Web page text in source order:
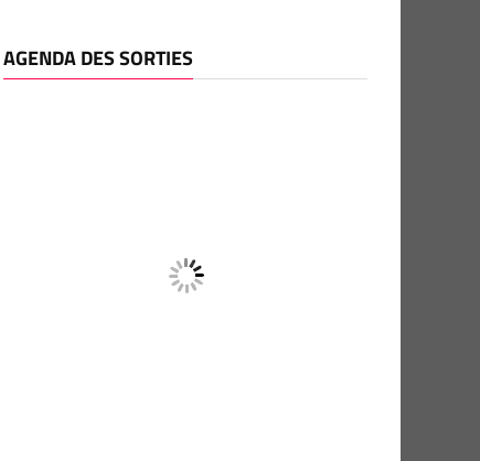
AGENDA DES SORTIES